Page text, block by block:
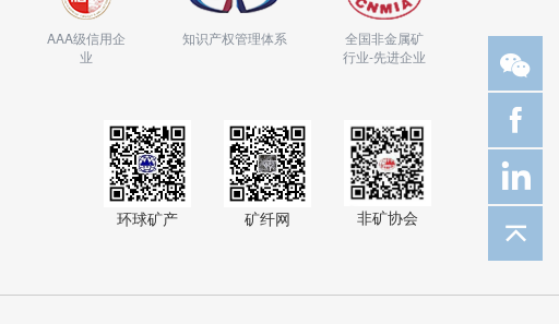
AAA级信用企
业
知识产权管理体系
全国非金属矿
行业-先进企业
非矿协会
矿纤网
环球矿产